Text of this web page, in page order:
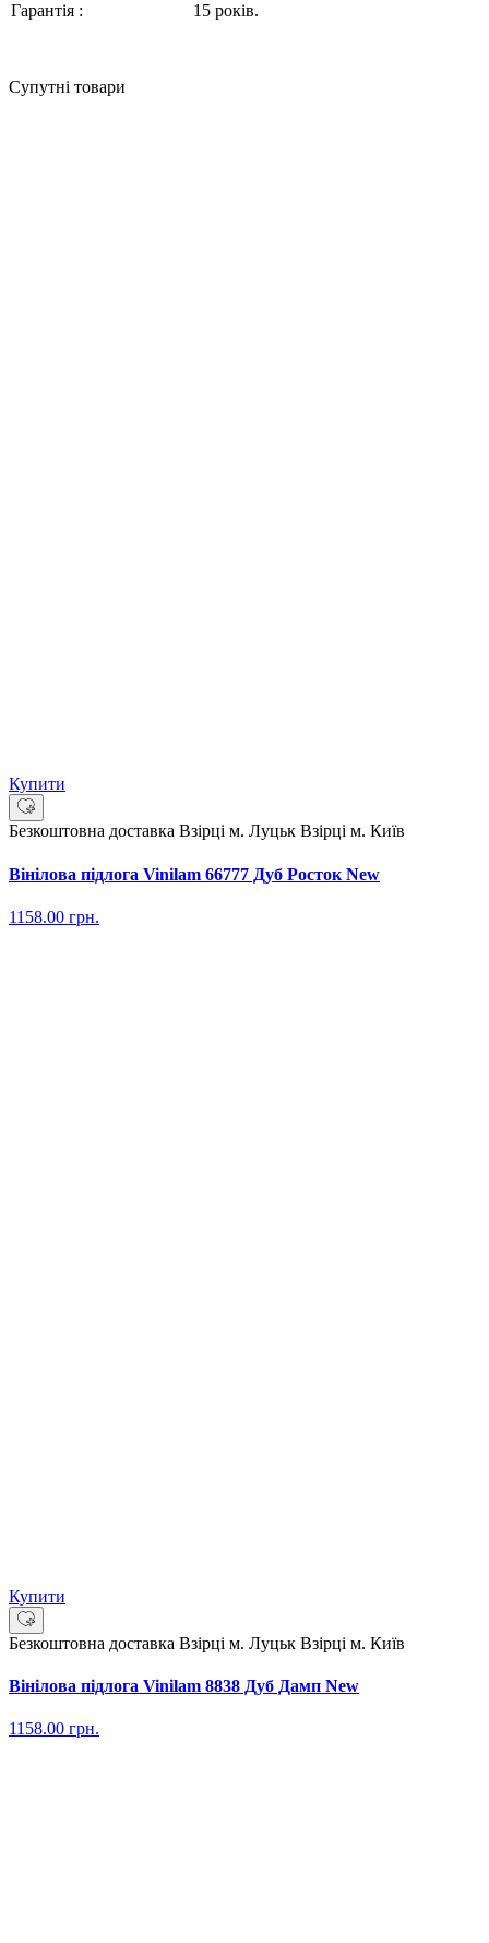
Гарантія :
15 років.
Супутні товари
Купити
Безкоштовна доставка Взірці м. Луцьк Взірці м. Київ
Вінілова підлога Vinilam 66777 Дуб Росток New
1158.00 грн.
Купити
Безкоштовна доставка Взірці м. Луцьк Взірці м. Київ
Вінілова підлога Vinilam 8838 Дуб Дамп New
1158.00 грн.